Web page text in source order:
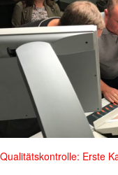
Qualitätskontrolle: Erste